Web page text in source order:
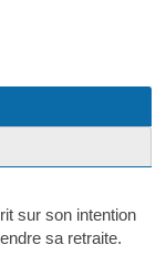
sur son intention
sa retraite.